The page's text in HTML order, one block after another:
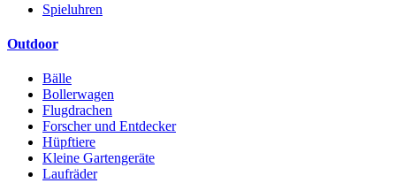
Spieluhren
Outdoor
Bälle
Bollerwagen
Flugdrachen
Forscher und Entdecker
Hüpftiere
Kleine Gartengeräte
Laufräder